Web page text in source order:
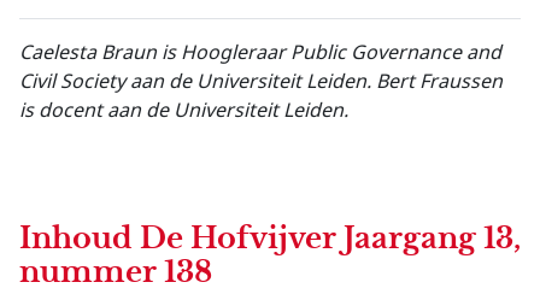
Caelesta Braun is Hoogleraar Public Governance and
Civil Society aan de Universiteit Leiden. Bert Fraussen
is docent aan de Universiteit Leiden.
Inhoud De Hofvijver Jaargang 13,
nummer 138